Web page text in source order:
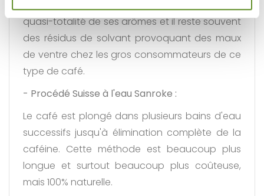
quasi-totalité de ses arômes et il reste souvent
des résidus de solvant provoquant des maux
de ventre chez les gros consommateurs de ce
type de café.
- Procédé Suisse à l'eau Sanroke :
Le café est plongé dans plusieurs bains d'eau
successifs jusqu'à élimination complète de la
caféine. Cette méthode est beaucoup plus
longue et surtout beaucoup plus coûteuse,
mais 100% naturelle.